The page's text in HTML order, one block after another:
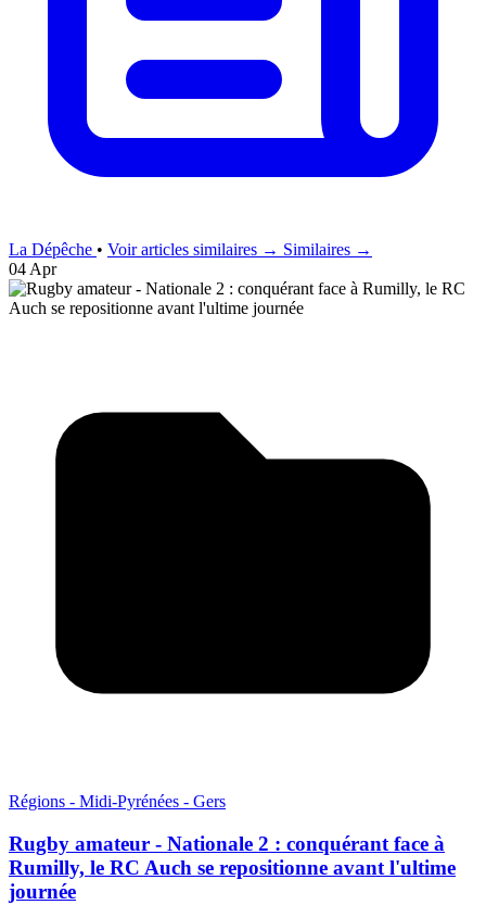
La Dépêche • Voir articles similaires → Similaires →
04 Apr
Régions - Midi-Pyrénées - Gers
Rugby amateur - Nationale 2 : conquérant face à
Rumilly, le RC Auch se repositionne avant l'ultime
journée